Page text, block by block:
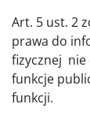
Art. 5 ust. 2
prawa do
fizycznej nie
funkcje
funkcji.